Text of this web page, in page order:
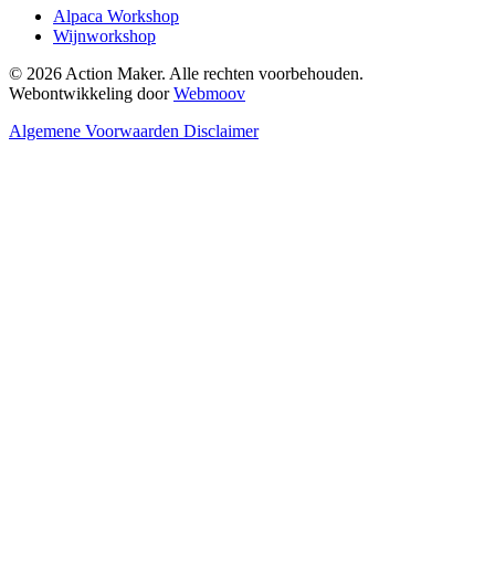
Alpaca Workshop
Wijnworkshop
© 2026 Action Maker. Alle rechten voorbehouden.
Webontwikkeling doorWebmoov
Algemene Voorwaarden Disclaimer